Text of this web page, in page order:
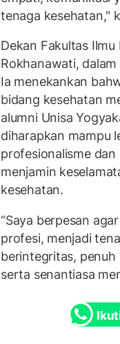
tenaga kesehatan,"
Dekan Fakultas
Rokhanawati,
Ia menekankan
bidang kesehatan
alumni Unisa
diharapkan mampu
profesionalisme
menjamin
kesehatan.
“Saya berpesan
profesi, menjadi
berintegritas,
serta senantiasa